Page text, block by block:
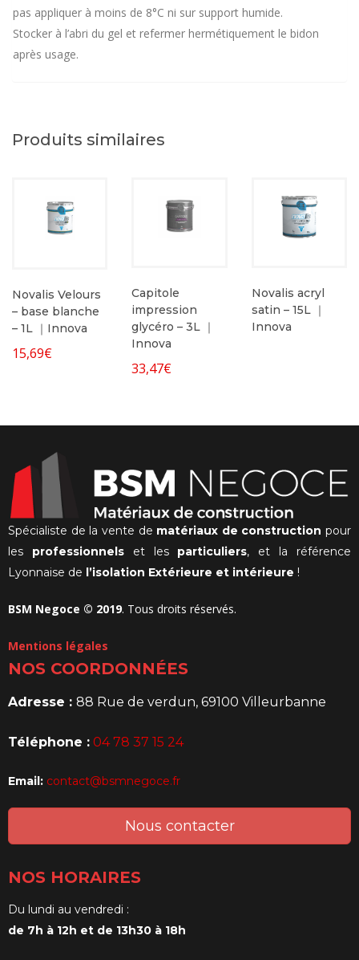
pas appliquer à moins de 8°C ni sur support humide.
Stocker à l’abri du gel et refermer hermétiquement le bidon
après usage.
Produits similaires
Novalis Velours
– base blanche
– 1L ｜Innova
15,69€
Capitole
impression
glycéro – 3L ｜
Innova
33,47€
Novalis acryl
satin – 15L ｜
Innova
Spécialiste de la vente de matériaux de construction pour
les professionnelset les particuliers, et la référence
Lyonnaise de l’isolation Extérieure et intérieure !
BSM Negoce © 2019. Tous droits réservés.
Mentions légales
NOS COORDONNÉES
Adresse : 88 Rue de verdun, 69100 Villeurbanne
Téléphone : 04 78 37 15 24
Email: contact@bsmnegoce.fr
Nous contacter
NOS HORAIRES
Du lundi au vendredi :
de 7h à 12h et de 13h30 à 18h